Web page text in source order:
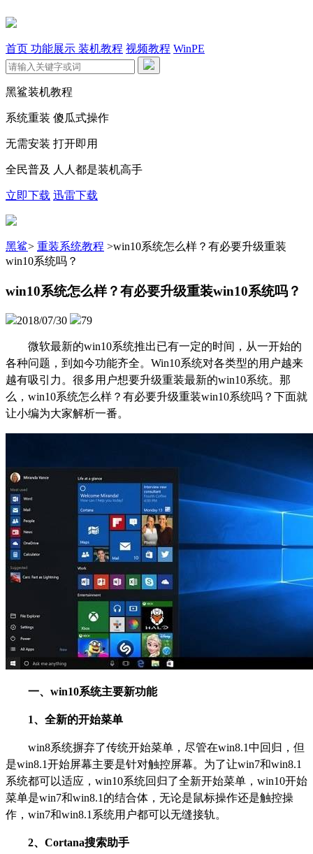
首页 功能展示 装机教程 视频教程 WinPE
黑鲨装机教程
系统重装 傻瓜式操作
无需安装 打开即用
全民普及 人人都是装机高手
立即下载 迅雷下载
黑鲨> 重装系统教程 >​win10系统怎么样？有必要升级重装
win10系统吗？
​win10系统怎么样？有必要升级重装win10系统吗？
2018/07/30 79
微软最新的win10系统推出已有一定的时间，从一开始的
各种问题，到如今功能齐全。Win10系统对各类型的用户越来
越有吸引力。很多用户想要升级重装最新的win10系统。那
么，win10系统怎么样？有必要升级重装win10系统吗？下面就
让小编为大家解析一番。
一、win10系统主要新功能
1、全新的开始菜单
win8系统摒弃了传统开始菜单，尽管在win8.1中回归，但
是win8.1开始屏幕主要是针对触控屏幕。为了让win7和win8.1
系统都可以适应，win10系统回归了全新开始菜单，win10开始
菜单是win7和win8.1的结合体，无论是鼠标操作还是触控操
作，win7和win8.1系统用户都可以无缝接轨。
2、Cortana搜索助手